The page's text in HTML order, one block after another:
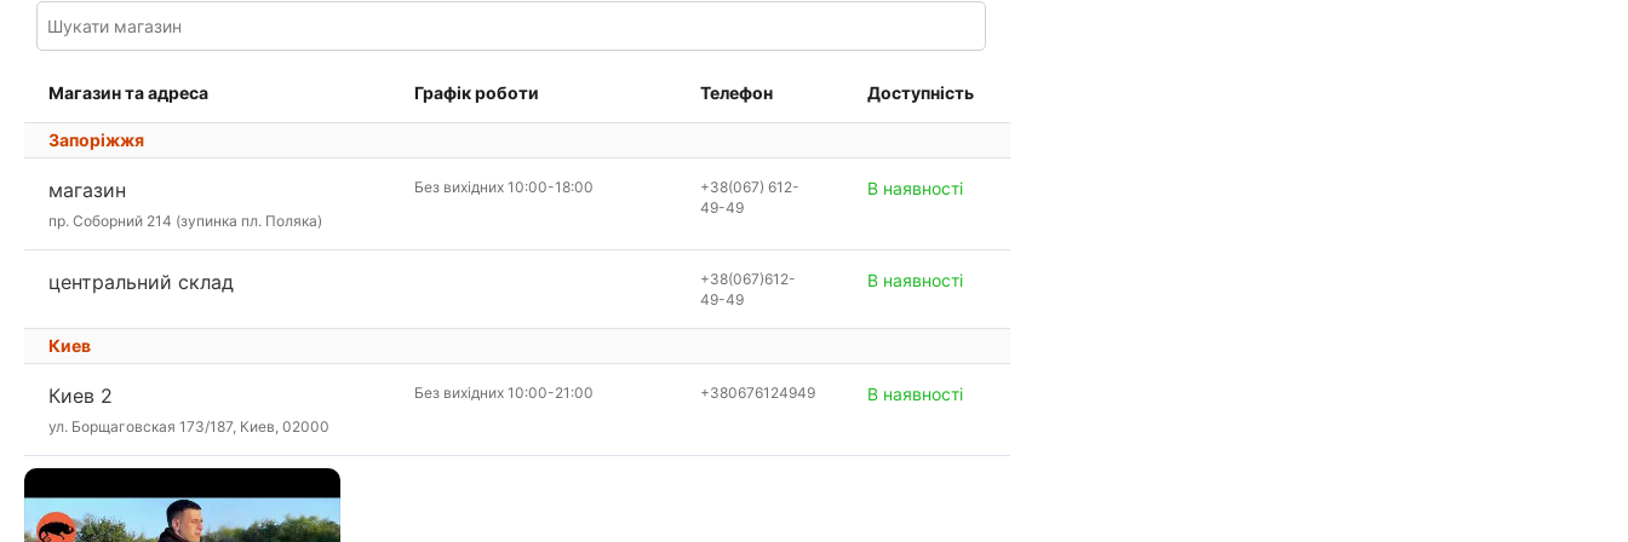
Магазин та адреса Графік роботи Телефон Доступність
Запоріжжя
магазин
пр. Соборний 214 (зупинка пл. Поляка)
Без вихідних 10:00-18:00
+38(067) 612-
49-49
В наявності
центральний склад
+38(067)612-
49-49
В наявності
Киев
Киев 2
ул. Борщаговская 173/187, Киев, 02000
Без вихідних 10:00-21:00 +380676124949 В наявності